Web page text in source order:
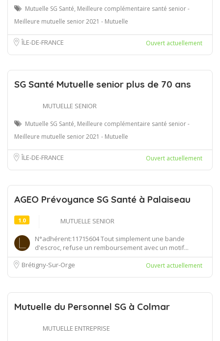
Mutuelle SG Santé, Meilleure complémentaire santé senior -
Meilleure mutuelle senior 2021 - Mutuelle
ÎLE-DE-FRANCE Ouvert actuellement
SG Santé Mutuelle senior plus de 70 ans
MUTUELLE SENIOR
Mutuelle SG Santé, Meilleure complémentaire santé senior -
Meilleure mutuelle senior 2021 - Mutuelle
ÎLE-DE-FRANCE Ouvert actuellement
AGEO Prévoyance SG Santé à Palaiseau
1.0
MUTUELLE SENIOR
N°adhérent:11715604 Tout simplement une bande
d'escroc, refuse un remboursement avec un motif...
Brétigny-Sur-Orge
Ouvert actuellement
Mutuelle du Personnel SG à Colmar
MUTUELLE ENTREPRISE